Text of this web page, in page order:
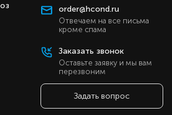
энергоэффективности.
удаленного управления по Wi-Fi
стерилизация внутреннего
поток.
до -15 °С.
работы вентилятора
блока.
order@hcond.ru
Отвечаем на все письма
кроме спама
Заказать звонок
Оставьте заявку и мы вам
перезвоним
Задать вопрос